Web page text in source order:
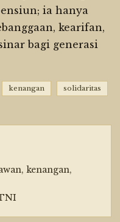
ia hanya
kearifan,
bagi generasi
kenangan solidaritas
kenangan,